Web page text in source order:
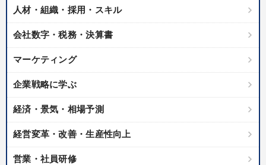
業種
製造業 卸売・小売・飲食業
IT・サービス・金融業
キーワード
イノベーション 多角化・新規事業 推薦 会社を守る
人材・組織・採用・スキル
会社数字・税務・決算書
マーケティング
企業戦略に学ぶ
経済・景気・相場予測
経営変革・改善・生産性向上
営業・社員研修